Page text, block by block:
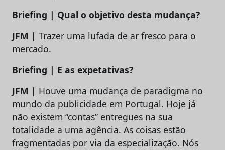
Briefing | Qual o objetivo desta mudança?
JFM | Trazer uma lufada de ar fresco para o
mercado.
Briefing | E as expetativas?
JFM | Houve uma mudança de paradigma no
mundo da publicidade em Portugal. Hoje já
não existem “contas” entregues na sua
totalidade a uma agência. As coisas estão
fragmentadas por via da especialização. Nós